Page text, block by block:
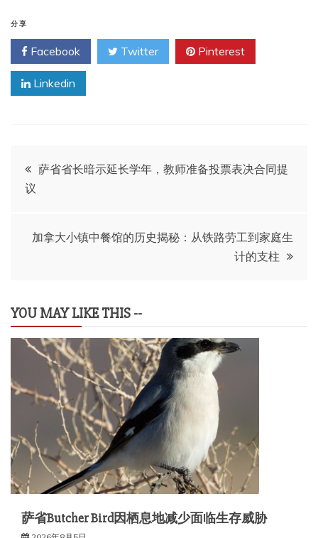
分享
Facebook Twitter Pinterest
Linkedin
文
章
导
萨省省长暗示延长学年，教师准备投票表决合同提
议
加拿大小镇中餐馆的历史揭秘：从铁路劳工到家庭生
计的支柱
YOU MAY LIKE THIS --
萨省Butcher Bird因栖息地减少面临生存威胁